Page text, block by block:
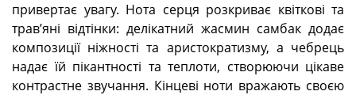
привертає увагу. Нота серця розкриває квіткові та
трав’яні відтінки: делікатний жасмин самбак додає
композиції ніжності та аристократизму, а чебрець
надає їй пікантності та теплоти, створюючи цікаве
контрастне звучання. Кінцеві ноти вражають своєю